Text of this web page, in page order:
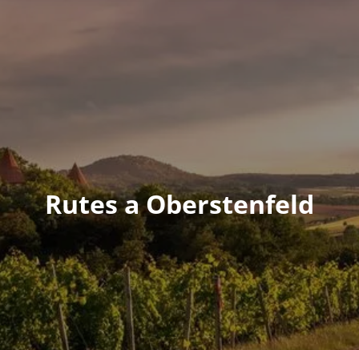
Rutes a Oberstenfeld